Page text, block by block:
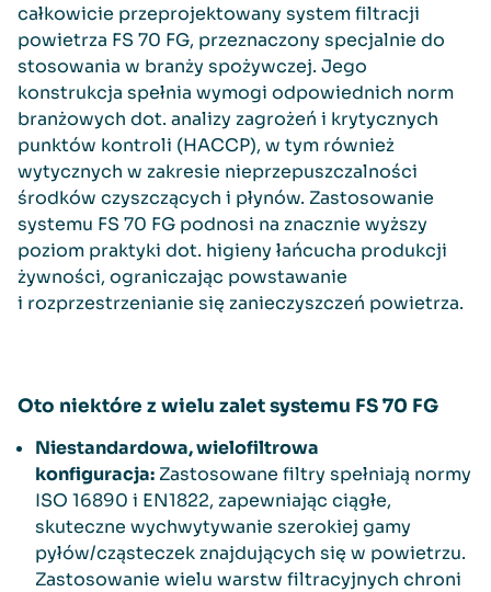
całkowicie przeprojektowany system filtracji
powietrza FS 70 FG, przeznaczony specjalnie do
stosowania w branży spożywczej. Jego
konstrukcja spełnia wymogi odpowiednich norm
branżowych dot. analizy zagrożeń i krytycznych
punktów kontroli (HACCP), w tym również
wytycznych w zakresie nieprzepuszczalności
środków czyszczących i płynów. Zastosowanie
systemu FS 70 FG podnosi na znacznie wyższy
poziom praktyki dot. higieny łańcucha produkcji
żywności, ograniczając powstawanie
i rozprzestrzenianie się zanieczyszczeń powietrza.
Oto niektóre z wielu zalet systemu FS 70 FG
Niestandardowa, wielofiltrowa
konfiguracja: Zastosowane filtry spełniają normy
ISO 16890 i EN1822, zapewniając ciągłe,
skuteczne wychwytywanie szerokiej gamy
pyłów/cząsteczek znajdujących się w powietrzu.
Zastosowanie wielu warstw filtracyjnych chroni